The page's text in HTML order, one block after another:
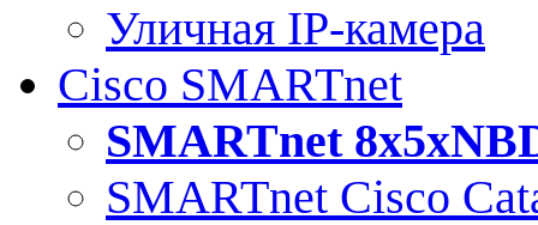
Уличная IP-камера
Cisco SMARTnet
SMARTnet
SMARTnet Cisco